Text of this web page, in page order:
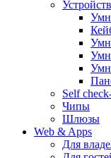
Self
Чипы
Шлюзы
Web & Apps
Для